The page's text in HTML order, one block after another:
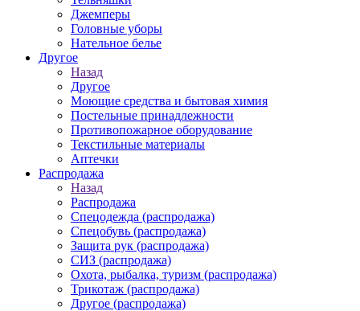
Джемперы
Головные уборы
Нательное белье
Другое
Назад
Другое
Моющие средства и бытовая химия
Постельные принадлежности
Противопожарное оборудование
Текстильные материалы
Аптечки
Распродажа
Назад
Распродажа
Спецодежда (распродажа)
Спецобувь (распродажа)
Защита рук (распродажа)
СИЗ (распродажа)
Охота, рыбалка, туризм (распродажа)
Трикотаж (распродажа)
Другое (распродажа)